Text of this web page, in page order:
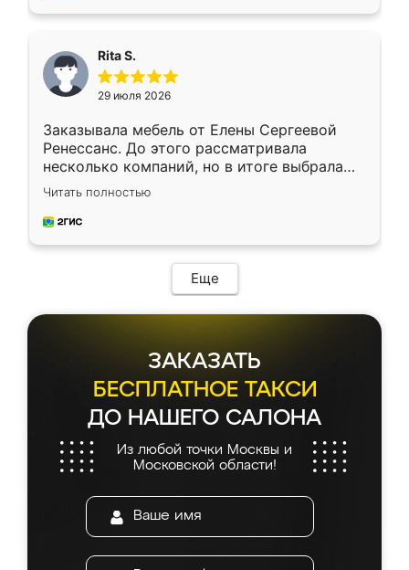
Rita S.
29 июля 2026
Заказывала мебель от Елены Сергеевой
Ренессанс. До этого рассматривала
несколько компаний, но в итоге выбрала
эту. Сначала обговорили условия, потом
приехал замерщик, всё спокойно объяснил
и снял размеры. Изготовили в срок, с
мебель сразу встала на свое место без
каких-либо доработок. Качеством осталась
довольна, все выглядит так, как и ожидала.
Читать полностью
Еще
ЗАКАЗАТЬ
БЕСПЛАТНОЕ ТАКСИ
ДО НАШЕГО САЛОНА
Из любой точки Москвы и
Московской области!